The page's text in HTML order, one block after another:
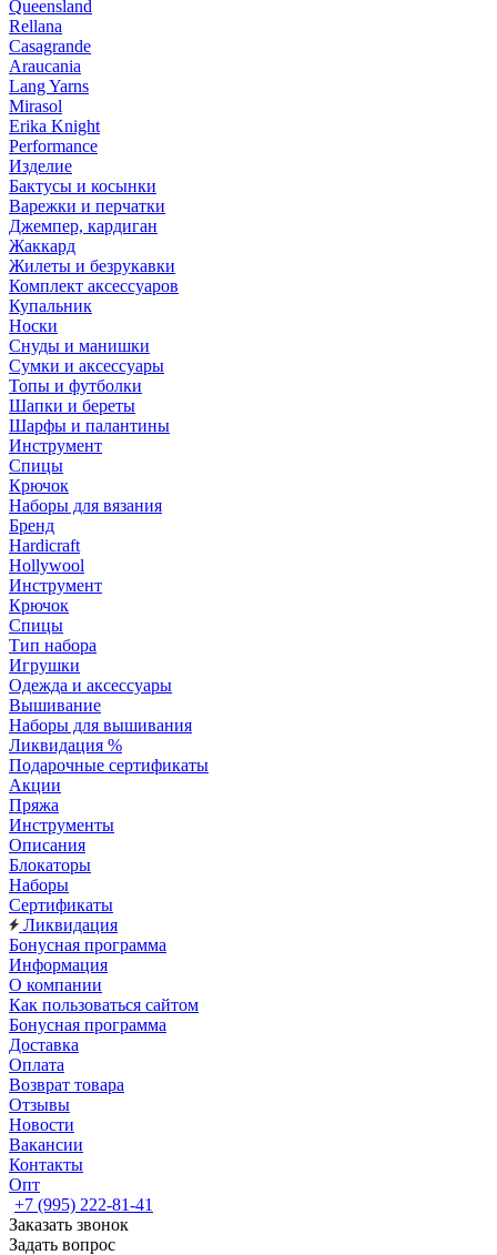
Queensland
Rellana
Casagrande
Araucania
Lang Yarns
Mirasol
Erika Knight
Performance
Изделие
Бактусы и косынки
Варежки и перчатки
Джемпер, кардиган
Жаккард
Жилеты и безрукавки
Комплект аксессуаров
Купальник
Носки
Снуды и манишки
Сумки и аксессуары
Топы и футболки
Шапки и береты
Шарфы и палантины
Инструмент
Спицы
Крючок
Наборы для вязания
Бренд
Hardicraft
Hollywool
Инструмент
Крючок
Спицы
Тип набора
Игрушки
Одежда и аксессуары
Вышивание
Наборы для вышивания
Ликвидация %
Подарочные сертификаты
Акции
Пряжа
Инструменты
Описания
Блокаторы
Наборы
Сертификаты
Ликвидация
Бонусная программа
Информация
О компании
Как пользоваться сайтом
Бонусная программа
Доставка
Оплата
Возврат товара
Отзывы
Новости
Вакансии
Контакты
Опт
+7 (995) 222-81-41
Заказать звонок
Задать вопрос